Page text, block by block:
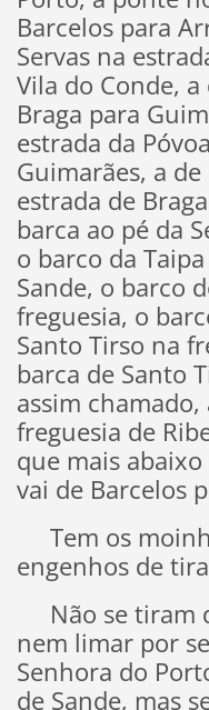
Barcelos para
Servas na
Vila do Conde, a
Braga para
estrada da
Guimarães, a
estrada de
barca ao pé da
o barco da
Sande, o barco
freguesia, o
Santo Tirso na
barca de Santo
assim
freguesia de
que mais
vai de Barcelos
Tem os
engenhos de
Não se tiram
nem limar por
Senhora do
de Sande, mas